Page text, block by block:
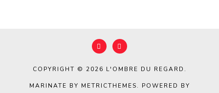
COPYRIGHT © 2026 L'OMBRE DU REGARD.
MARINATE BY METRICTHEMES. POWERED BY